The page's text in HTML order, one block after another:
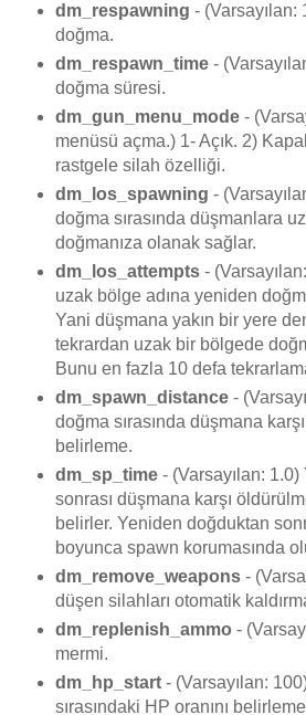
dm_respawning - (Varsayılan:
doğma.
dm_respawn_time-
doğma süresi.
dm_gun_menu_mode-
menüsü açma.) 1- Açık. 2)
rastgele silah özelliği.
dm_los_spawning -
doğma sırasında düşmanlara
doğmanıza olanak sağlar.
dm_los_attempts-
uzak bölge adına yeniden
Yani düşmana yakın bir yere
tekrardan uzak bir bölgede
Bunu en fazla 10 defa
dm_spawn_distance-
doğma sırasında düşmana karşı
belirleme.
dm_sp_time- (Varsayılan: 1.0)
sonrası düşmana karşı
belirler. Yeniden doğduktan
boyunca spawn korumasında
dm_remove_weapons-
düşen silahları otomatik
dm_replenish_ammo -
mermi.
dm_hp_start- (Varsayılan:
sırasındaki HP oranını